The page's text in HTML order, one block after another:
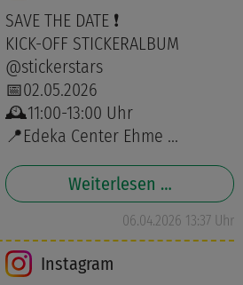
SAVE THE DATE ❗️
KICK-OFF STICKERALBUM
@stickerstars
📅02.05.2026
🕰️11:00-13:00 Uhr
📍Edeka Center Ehme ...
Weiterlesen …
06.04.2026 13:37 Uhr
Instagram